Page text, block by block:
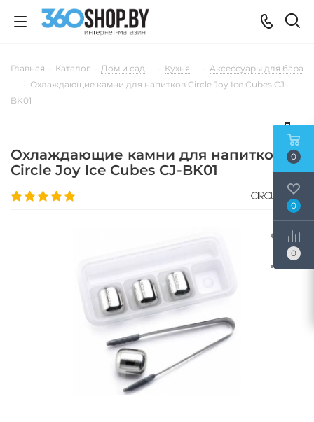
Главная - Каталог - Дом и сад - Кухня - Аксессуары для бара
- Охлаждающие камни для напитков Circle Joy Ice Cubes CJ-
BK01
Охлаждающие камни для напитков
Circle Joy Ice Cubes CJ-BK01
0
0
0